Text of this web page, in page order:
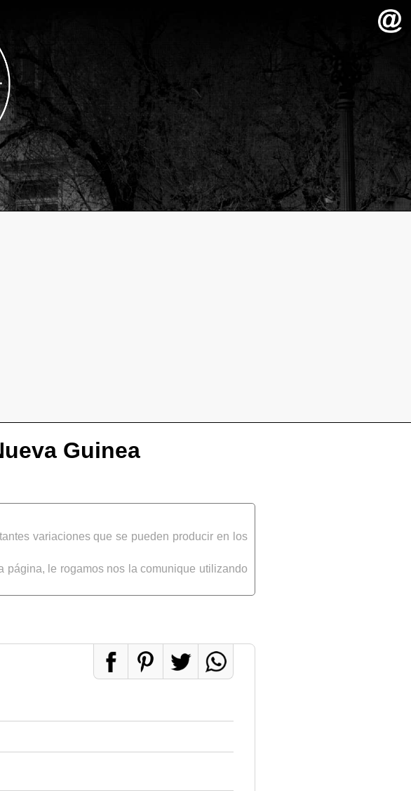
Guinea
variaciones que se pueden producir en los
página, le rogamos nos la comunique utilizando